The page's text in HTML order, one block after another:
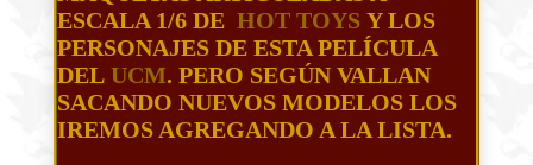
ESCALA 1/6 DE HOT TOYS Y LOS
PERSONAJES DE ESTA PELÍCULA
DEL UCM. PERO SEGÚN VALLAN
SACANDO NUEVOS MODELOS LOS
IREMOS AGREGANDO A LA LISTA.